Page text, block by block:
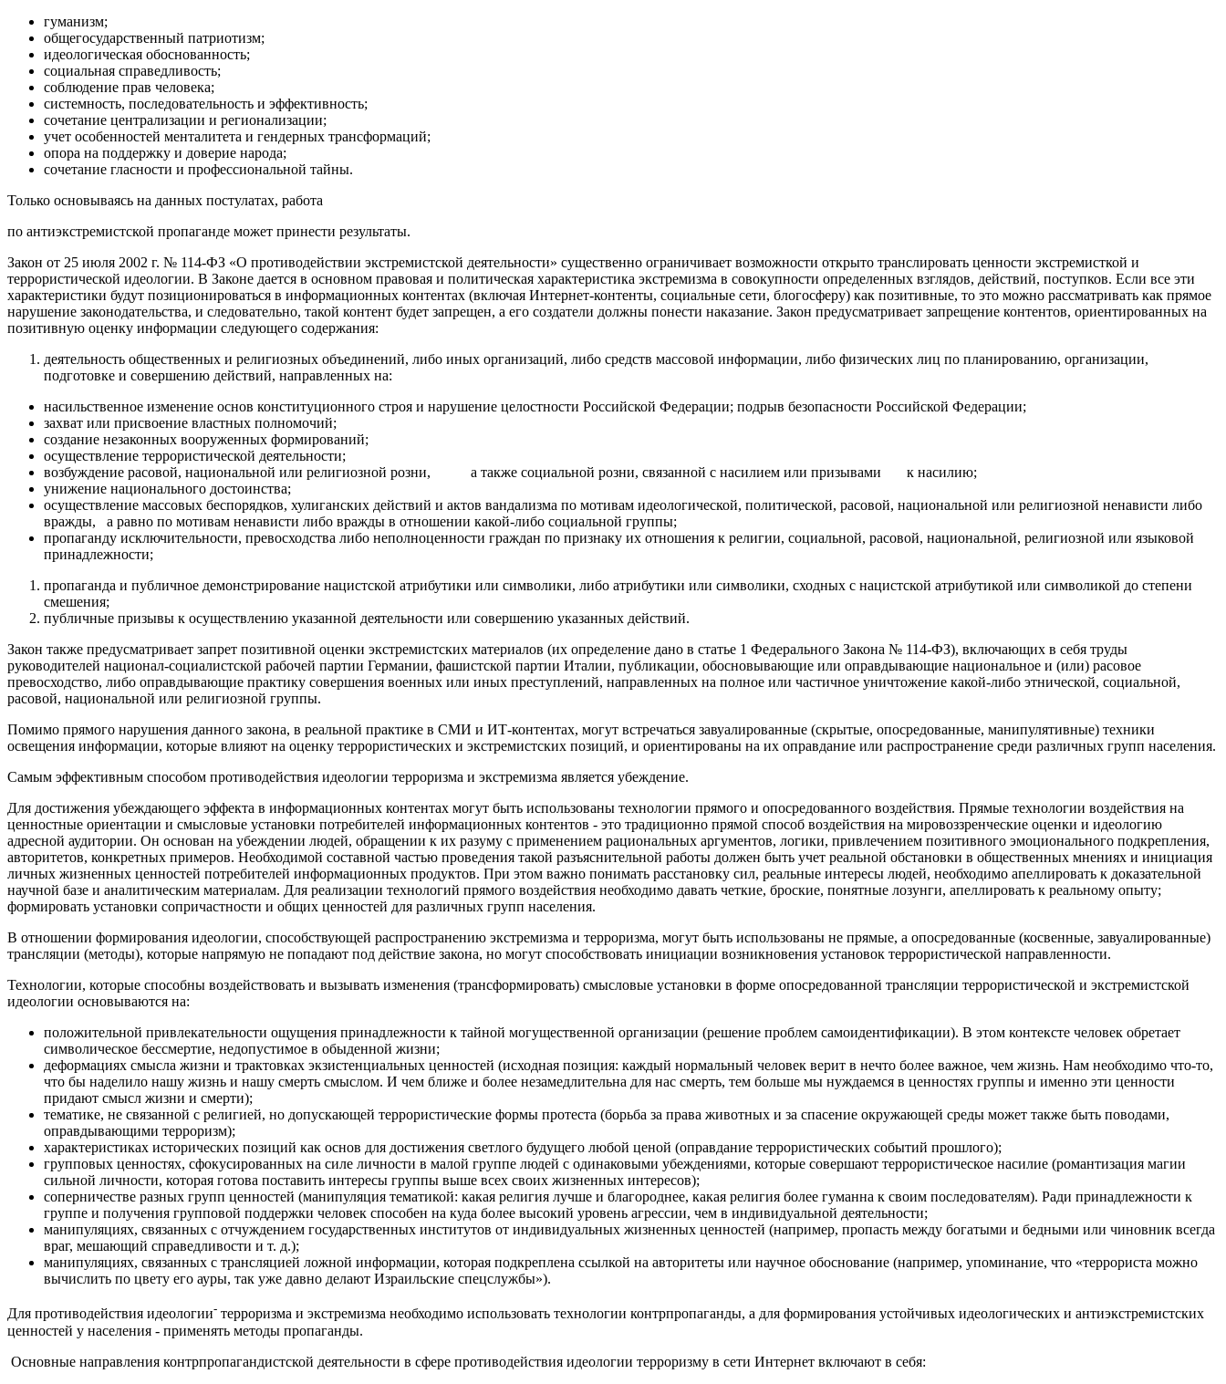
гуманизм;
общегосударственный патриотизм;
идеологическая обоснованность;
социальная справедливость;
соблюдение прав человека;
системность, последовательность и эффективность;
сочетание централизации и регионализации;
учет особенностей менталитета и гендерных трансформаций;
опора на поддержку и доверие народа;
сочетание гласности и профессиональной тайны.
Только основываясь на данных постулатах, работа
по антиэкстремистской пропаганде может принести результаты.
Закон от 25 июля 2002 г. № 114-ФЗ «О проти­водействии экстремистской деятельности» существенно ограничивает возможности открыто транслировать ценности экстремисткой и
террористической идеологии. В Законе дается в основном правовая и политическая характеристика экстремизма в совокупности определенных взглядов, действий, поступков. Если все эти
характеристики будут позиционироваться в информационных контентах (включая Интернет-контенты, социальные сети, блогосферу) как позитивные, то это можно рассматривать как прямое
нарушение законодательства, и следовательно, такой контент будет запрещен, а его создатели должны понести наказание. Закон предусматривает запрещение контентов, ориентированных на
позитивную оценку информации следующего содержания:
деятельность общественных и религиозных объединений, либо иных организаций, либо средств массовой информации, либо физических лиц по планированию, организации,
подготовке и совершению действий, на­правленных на:
насильственное изменение основ конституционного строя и нарушение целостности Российской Федерации; подрыв безопасности Российской Федерации;
захват или присвоение властных полномочий;
создание незаконных вооруженных формирований;
осуществление террористической деятельности;
возбуждение расовой, национальной или религи­озной розни, а также социальной розни, связанной с насилием или призывами к насилию;
унижение национального достоинства;
осуществление массовых беспорядков, хулиганских действий и актов вандализма по мотивам идеологической, политической, расовой, национальной или религиозной ненависти либо
вражды, а равно по мотивам ненависти либо вражды в отношении какой-либо социальной группы;
пропаганду исключительности, превосходства либо неполноценности граждан по признаку их отноше­ния к религии, социальной, расовой, национальной, религиозной или языковой
принадлежности;
пропаганда и публичное демонстрирование нацистской атрибутики или символики, либо атрибутики или символики, сходных с нацистской атрибутикой или символикой до степени
смешения;
публичные призывы к осуществлению указанной деятельности или совершению указанных действий.
Закон также предусматривает запрет позитивной оценки экстремистских материалов (их определение дано в статье 1 Федерального Закона № 114-ФЗ), включающих в себя труды
руководителей национал-социалистской рабочей партии Германии, фашистской партии Италии, публикации, обосновывающие или оправдывающие национальное и (или) расовое
превосходство, либо оправдывающие практику совершения военных или иных преступлений, направленных на полное или частичное уничтожение какой-либо этнической, социальной,
расовой, национальной или религиозной группы.
Помимо прямого нарушения данного закона, в реальной практике в СМИ и ИТ-контентах, могут встречаться завуалированные (скрытые, опосредованные, манипулятивные) техники
освещения информации, которые влияют на оценку террористических и экстремистских позиций, и ориентированы на их оправдание или распространение среди различных групп населения.
Самым эффективным способом противодействия иде­ологии терроризма и экстремизма является убеждение.
Для достижения убеждающего эффекта в информационных контентах могут быть использованы технологии прямого и опосредованного воздействия. Прямые технологии воздействия на
ценностные ориентации и смысловые установки потребителей информационных контентов - это традиционно прямой способ воздействия на мировоззренческие оценки и идеологию
адресной аудитории. Он основан на убеждении людей, обращении к их разуму с применением рациональных аргументов, логики, привлечением позитивного эмоционального подкрепления,
авторитетов, конкретных примеров. Необходимой составной частью проведения такой разъяснительной работы должен быть учет реальной обста­новки в общественных мнениях и инициация
личных жизненных ценностей потребителей информационных продуктов. При этом важно понимать расстановку сил, реальные интересы людей, необходимо апеллировать к доказательной
научной базе и аналитическим материалам. Для реализации технологий прямого воздействия необходимо давать четкие, броские, понятные лозунги, апеллировать к реальному опыту;
формировать установки сопричастности и общих ценностей для различных групп населения.
В отношении формирования идеологии, способствующей распространению экстремизма и терроризма, могут быть использованы не прямые, а опосредованные (косвенные, завуалированные)
трансляции (методы), которые напрямую не попадают под действие закона, но могут способствовать инициации возникновения установок террористической направленности.
Технологии, которые способны воздействовать и вызывать изменения (трансформировать) смысловые установки в форме опосредованной трансляции террористической и экстремистской
идеологии основываются на:
положительной привлекательности ощущения принадлежности к тайной могущественной организации (решение проблем самоидентификации). В этом контексте человек обретает
символическое бессмертие, недопустимое в обыденной жизни;
деформациях смысла жизни и трактовках экзистенциальных ценностей (исходная позиция: каждый нормальный человек верит в нечто более важное, чем жизнь. Нам необходимо что-то,
что бы наделило нашу жизнь и нашу смерть смыслом. И чем ближе и более незамедлительна для нас смерть, тем больше мы нуждаемся в ценностях группы и именно эти ценности
придают смысл жизни и смерти);
тематике, не связанной с религией, но допускающей террористические формы протеста (борьба за права животных и за спасение окружающей среды может также быть поводами,
оправдывающими терроризм);
характеристиках исторических позиций как основ для достижения светлого будущего любой ценой (оправдание террористических событий прошлого);
групповых ценностях, сфокусированных на силе личности в малой группе людей с одинаковыми убеждениями, которые совершают террористическое насилие (романтизация магии
сильной личности, которая готова поставить интересы группы выше всех своих жизненных интересов);
соперничестве разных групп ценностей (манипуляция тематикой: какая религия лучше и благороднее, какая религия более гуманна к своим последователям). Ради принадлежности к
группе и получения групповой поддержки человек способен на куда более высокий уровень агрессии, чем в индивидуальной деятельности;
манипуляциях, связанных с отчуждением государственных институтов от индивидуальных жизненных ценностей (например, пропасть между богатыми и бедными или чиновник всегда
враг, мешающий справедливости и т. д.);
манипуляциях, связанных с трансляцией ложной информации, которая подкреплена ссылкой на авторитеты или научное обоснование (например, упоминание, что «террориста можно
вычислить по цвету его ауры, так уже давно делают Израильские спецслужбы»).
Для противодействия идеологии- терроризма и экстремизма необходимо использовать технологии контрпропаганды, а для формирования устойчивых идеологических и антиэкстремистских
ценностей у населения - применять методы пропаганды.
Основные направления контрпропагандистской деятельности в сфере противодействия идеологии терроризму в сети Интернет включают в себя: